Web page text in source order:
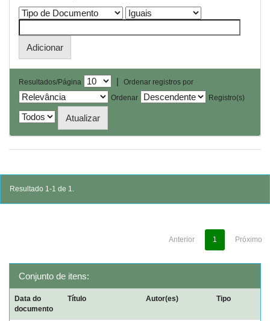
Resultados/Página |
Ordenar registros por
Ordenar
Registro(s)
Resultado 1-1 de 1.
Anterior 1 Próximo
Conjunto de itens:
Data do
documento
Título Autor(es) Tipo